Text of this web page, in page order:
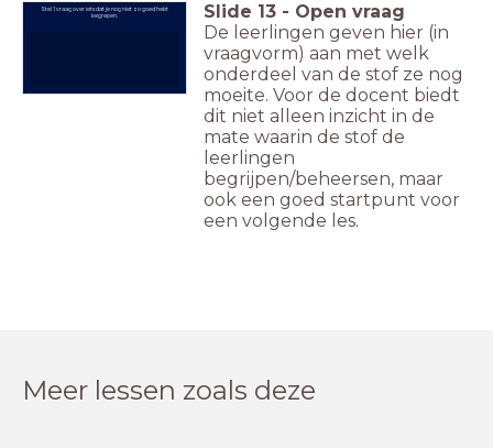
Stel 1 vraag over iets dat je nog niet zo goed hebt
begrepen.
Slide 13 - Open vraag
De leerlingen geven hier (in
vraagvorm) aan met welk
onderdeel van de stof ze nog
moeite. Voor de docent biedt
dit niet alleen inzicht in de
mate waarin de stof de
leerlingen
begrijpen/beheersen, maar
ook een goed startpunt voor
een volgende les.
Meer lessen zoals deze